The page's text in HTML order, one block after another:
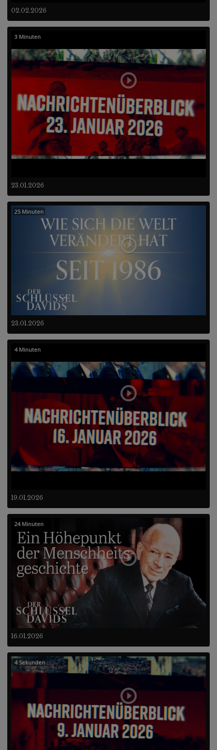
02.02.2026
23.01.2026
3 Minuten
23.01.2026
25 Minuten
19.01.2026
4 Minuten
16.01.2026
24 Minuten
4 Sekunden